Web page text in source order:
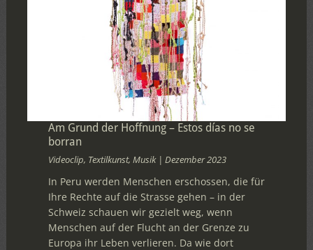
Am Grund der Hoffnung – Estos días no se
borran
Videoclip, Textilkunst, Musik | Dezember 2023
In Peru werden Menschen erschossen, die für
Ihre Rechte auf die Strasse gehen – in der
Schweiz schauen wir gezielt weg, wenn
Menschen auf der Flucht an der Grenze zu
Europa ihr Leben verlieren. Da wie dort